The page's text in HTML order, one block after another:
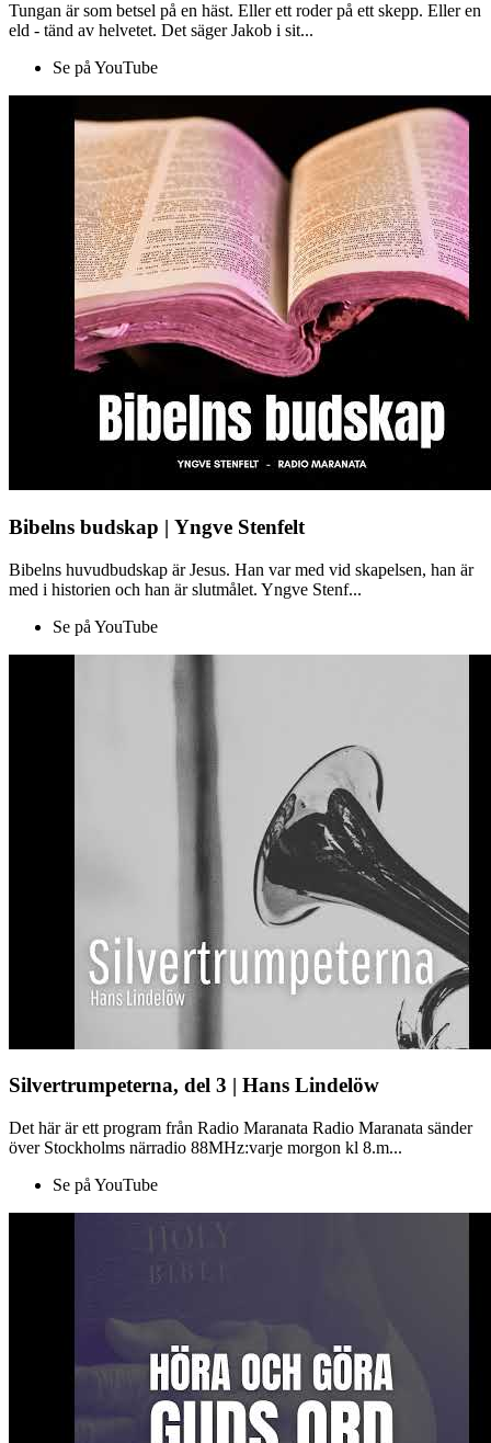
Tungan är som betsel på en häst. Eller ett roder på ett skepp. Eller en
eld - tänd av helvetet. Det säger Jakob i sit...
Se på YouTube
Bibelns budskap | Yngve Stenfelt
Bibelns huvudbudskap är Jesus. Han var med vid skapelsen, han är
med i historien och han är slutmålet. Yngve Stenf...
Se på YouTube
Silvertrumpeterna, del 3 | Hans Lindelöw
Det här är ett program från Radio Maranata Radio Maranata sänder
över Stockholms närradio 88MHz:varje morgon kl 8.m...
Se på YouTube